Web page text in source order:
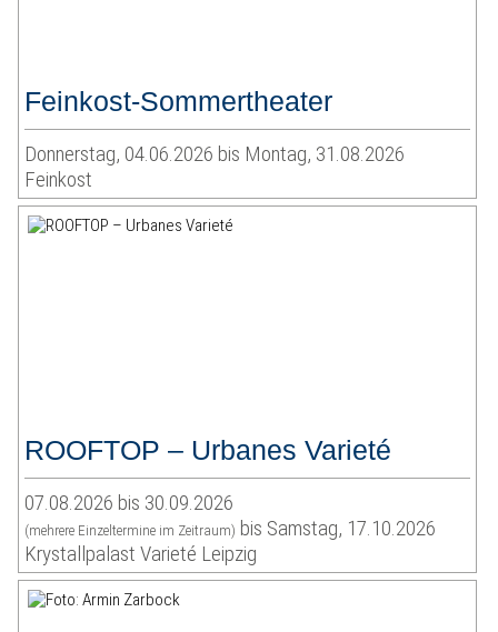
Feinkost-Sommertheater
Donnerstag, 04.06.2026 bis Montag, 31.08.2026
Feinkost
ROOFTOP – Urbanes Varieté
07.08.2026 bis 30.09.2026
(mehrere Einzeltermine im Zeitraum) bis Samstag, 17.10.2026
Krystallpalast Varieté Leipzig